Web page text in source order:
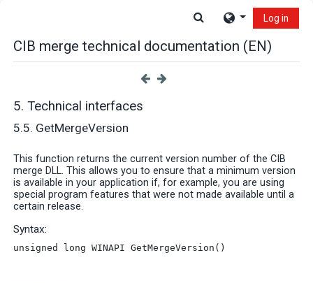
Toggle search input
Log in
CIB merge technical documentation (EN)
5. Technical interfaces
5.5. GetMergeVersion
This function returns the current version number of the CIB
merge DLL. This allows you to ensure that a minimum version
is available in your application if, for example, you are using
special program features that were not made available until a
certain release.
Syntax:
unsigned long WINAPI GetMergeVersion ()